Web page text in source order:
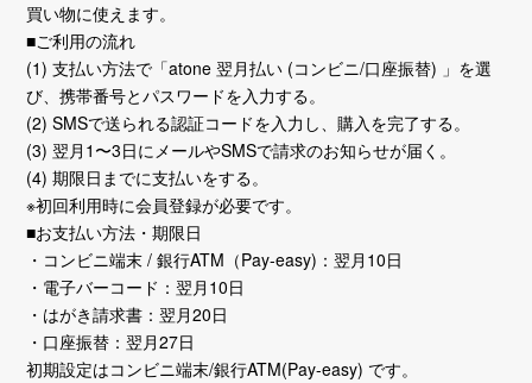
買い物に使えます。
■ご利用の流れ
(1) 支払い方法で「atone 翌月払い (コンビニ/口座振替) 」を選
び、携帯番号とパスワードを入力する。
(2) SMSで送られる認証コードを入力し、購入を完了する。
(3) 翌月1〜3日にメールやSMSで請求のお知らせが届く。
(4) 期限日までに支払いをする。
※初回利用時に会員登録が必要です。
■お支払い方法・期限日
・コンビニ端末 / 銀行ATM（Pay-easy)：翌月10日
・電子バーコード：翌月10日
・はがき請求書：翌月20日
・口座振替：翌月27日
初期設定はコンビニ端末/銀行ATM(Pay-easy) です。